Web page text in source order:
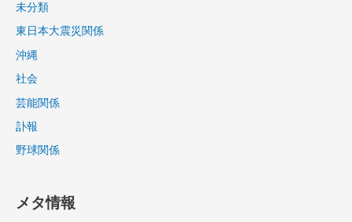
未分類
東日本大震災関係
沖縄
社会
芸能関係
訃報
野球関係
メタ情報